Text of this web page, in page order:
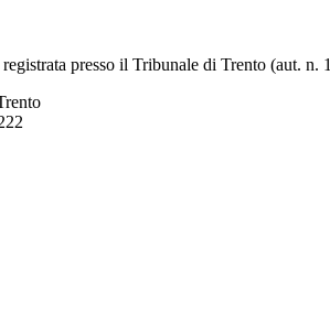
presso il Tribunale di Trento (aut. n.